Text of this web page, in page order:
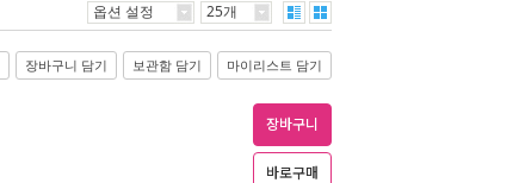
옵션 설정 25개
장바구니 담기 보관함 담기 마이리스트 담기
장바구니
바로구매